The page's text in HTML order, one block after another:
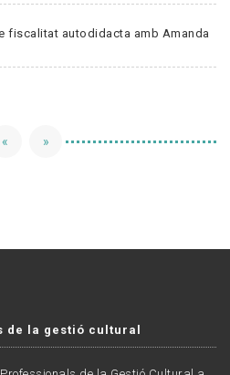
fiscalitat autodidacta amb Amanda
« »
de la gestió cultural